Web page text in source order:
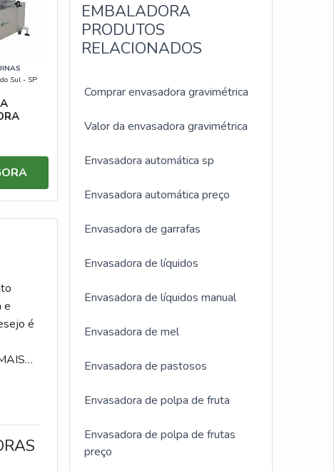
Sul - SP
e
é
ter
EMBALADORA
PRODUTOS
RELACIONADOS
Comprar envasadora gravimétrica
Valor da envasadora gravimétrica
Envasadora automática sp
Envasadora automática preço
Envasadora de garrafas
Envasadora de líquidos
Envasadora de líquidos manual
Envasadora de mel
Envasadora de pastosos
Envasadora de polpa de fruta
Envasadora de polpa de frutas
preço